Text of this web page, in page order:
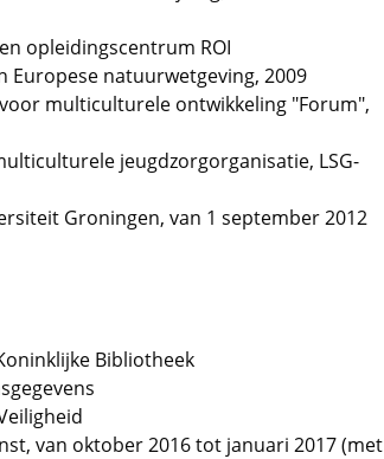
opleidingscentrum ROI
Europese natuurwetgeving, 2009
multiculturele ontwikkeling "Forum",
jeugdzorgorganisatie, LSG-
Groningen, van 1 september 2012
Bibliotheek
van oktober 2016 tot januari 2017 (met